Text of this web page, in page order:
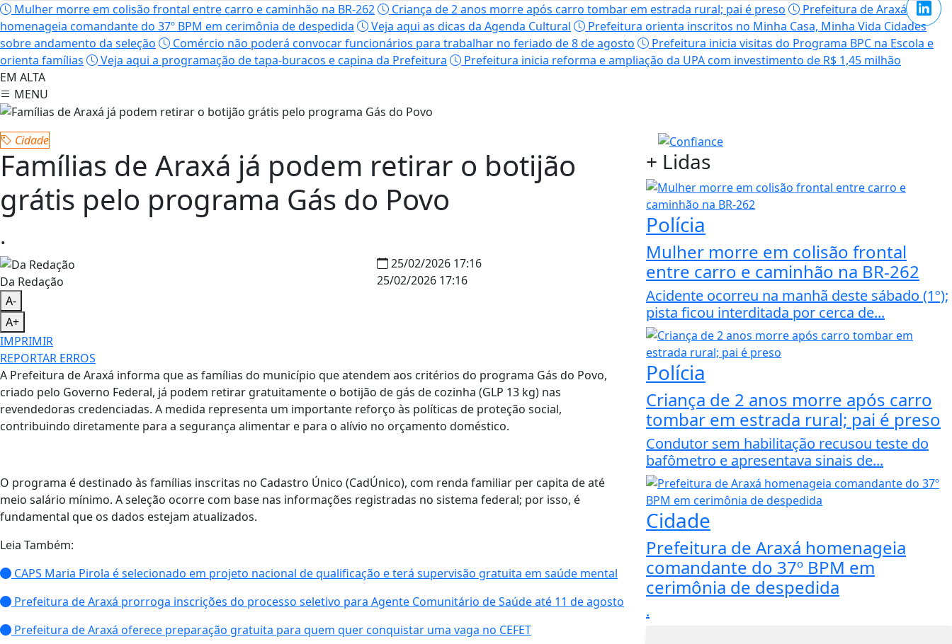
Mulher morre em colisão frontal entre carro e caminhão na BR-262 Criança de 2 anos morre após carro tombar em estrada rural; pai é preso
Prefeitura de Araxá
homenageia comandante do 37º BPM em cerimônia de despedida
Veja aqui as dicas da Agenda Cultural
Prefeitura orienta inscritos no Minha Casa, Minha Vida Cidades
sobre andamento da seleção
Comércio não poderá convocar funcionários para trabalhar no feriado de 8 de agosto
Prefeitura inicia visitas do Programa BPC na Escola e
orienta famílias
Veja aqui a programação de tapa-buracos e capina da Prefeitura
Prefeitura inicia reforma e ampliação da UPA com investimento de R$ 1,45 milhão
EM ALTA
MENU
Cidade
Famílias de Araxá já podem retirar o botijão
grátis pelo programa Gás do Povo
.
Da Redação
25/02/2026 17:16
25/02/2026 17:16
A-
A+
IMPRIMIR
REPORTAR ERROS
A Prefeitura de Araxá informa que as famílias do município que atendem aos critérios do programa Gás do Povo,
criado pelo Governo Federal, já podem retirar gratuitamente o botijão de gás de cozinha (GLP 13 kg) nas
revendedoras credenciadas. A medida representa um importante reforço às políticas de proteção social,
contribuindo diretamente para a segurança alimentar e para o alívio no orçamento doméstico.
O programa é destinado às famílias inscritas no Cadastro Único (CadÚnico), com renda familiar per capita de até
meio salário mínimo. A seleção ocorre com base nas informações registradas no sistema federal; por isso, é
fundamental que os dados estejam atualizados.
Leia Também:
CAPS Maria Pirola é selecionado em projeto nacional de qualificação e terá supervisão gratuita em saúde mental
Prefeitura de Araxá prorroga inscrições do processo seletivo para Agente Comunitário de Saúde até 11 de agosto
Prefeitura de Araxá oferece preparação gratuita para quem quer conquistar uma vaga no CEFET
+ Lidas
Polícia
Mulher morre em colisão frontal
entre carro e caminhão na BR-262
Acidente ocorreu na manhã deste sábado (1º);
pista ficou interditada por cerca de...
Polícia
Criança de 2 anos morre após carro
tombar em estrada rural; pai é preso
Condutor sem habilitação recusou teste do
bafômetro e apresentava sinais de...
Cidade
Prefeitura de Araxá homenageia
comandante do 37º BPM em
cerimônia de despedida
.